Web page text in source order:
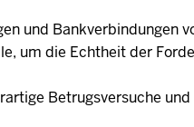
und Bankverbindungen
um die Echtheit der
Betrugsversuche